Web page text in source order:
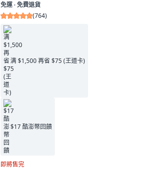
免運 ∙ 免費退貨
(764)
满 $1,500 再省 $75 (王道卡)
$17 酷澎幣回饋
即將售完